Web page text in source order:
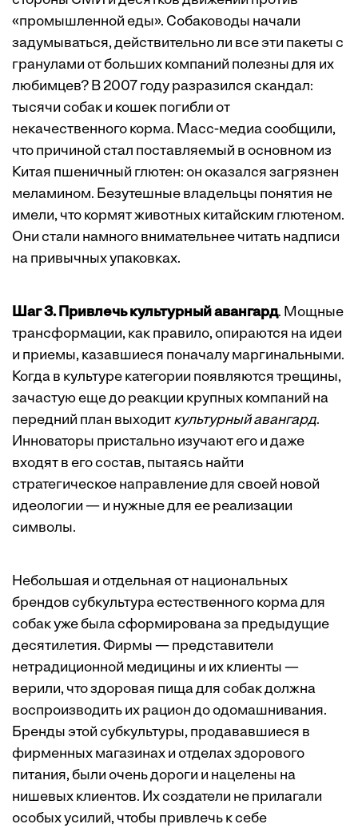
«промышленной еды». Собаководы начали
задумываться, действительно ли все эти пакеты с
гранулами от больших компаний полезны для их
любимцев? В 2007 году разразился скандал:
тысячи собак и кошек погибли от
некачественного корма. Масс-медиа сообщили,
что причиной стал поставляемый в основном из
Китая пшеничный глютен: он оказался загрязнен
меламином. Безутешные владельцы понятия не
имели, что кормят животных китайским глютеном.
Они стали намного внимательнее читать надписи
на привычных упаковках.
Шаг 3. Привлечь культурный авангард. Мощные
трансформации, как правило, опираются на идеи
и приемы, казавшиеся поначалу маргинальными.
Когда в культуре категории появляются трещины,
зачастую еще до реакции крупных компаний на
передний план выходит культурный авангард.
Инноваторы пристально изучают его и даже
входят в его состав, пытаясь найти
стратегическое направление для своей новой
идеологии — и нужные для ее реализации
символы.
Небольшая и отдельная от национальных
брендов субкультура естественного корма для
собак уже была сформирована за предыдущие
десятилетия. Фирмы — представители
нетрадиционной медицины и их клиенты —
верили, что здоровая пища для собак должна
воспроизводить их рацион до одомашнивания.
Бренды этой субкультуры, продававшиеся в
фирменных магазинах и отделах здорового
питания, были очень дороги и нацелены на
нишевых клиентов. Их создатели не прилагали
особых усилий, чтобы привлечь к себе